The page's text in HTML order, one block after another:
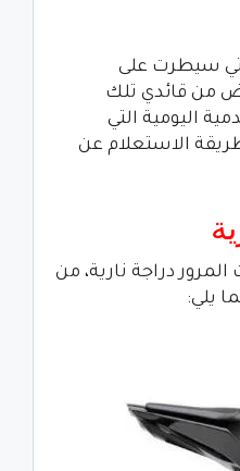
البحث التي سيطرت على
من قائدي تلك
اليومية التي
الاستعلام عن
دراجة نارية، من
يلي: